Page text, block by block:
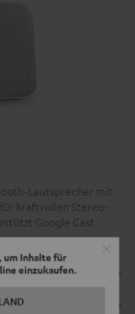
um Inhalte für
einzukaufen.
Lautsprecher mit
kraftvollen Stereo-
Google Cast